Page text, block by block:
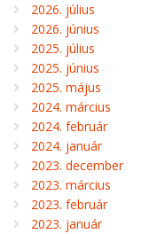
2026. július
2026. június
2025. július
2025. június
2025. május
2024. március
2024. február
2024. január
2023. december
2023. március
2023. február
2023. január